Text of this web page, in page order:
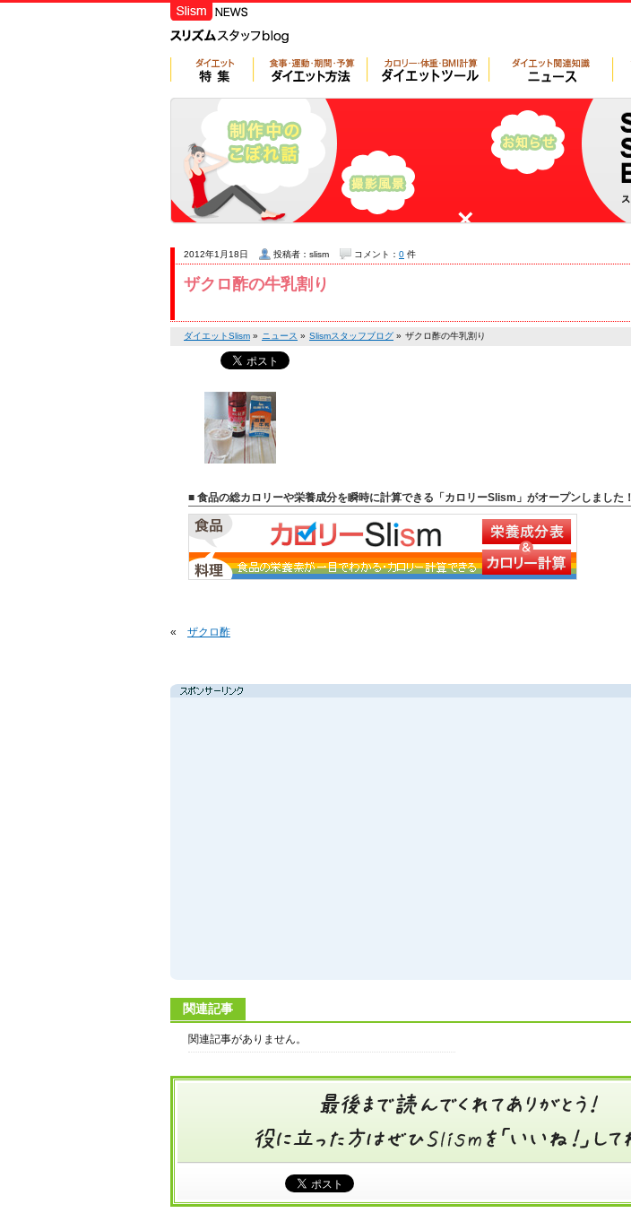
ザクロ酢の牛乳割り
2012年1月18日 投稿者：slism コメント： 0 件
ダイエットSlism » ニュース » Slismスタッフブログ » ザクロ酢の牛乳割り
■ 食品の総カロリーや栄養成分を瞬時に計算できる「カロリーSlism」がオープンしました！
« ザクロ酢
関連記事
関連記事がありません。